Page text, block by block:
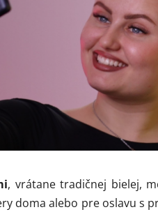
, vrátane tradičnej bielej,
doma alebo pre oslavu s